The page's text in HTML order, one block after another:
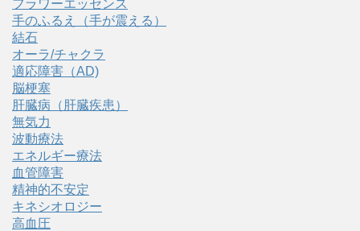
フラワーエッセンス
手のふるえ（手が震える）
結石
オーラ/チャクラ
適応障害（AD)
脳梗塞
肝臓病（肝臓疾患）
無気力
波動療法
エネルギー療法
血管障害
精神的不安定
キネシオロジー
高血圧